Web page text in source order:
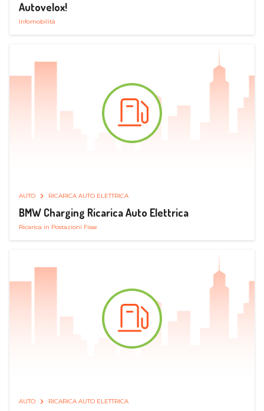
Autovelox!
Infomobilità
AUTO RICARICA AUTO ELETTRICA
BMW Charging Ricarica Auto Elettrica
Ricarica in Postazioni Fisse
AUTO RICARICA AUTO ELETTRICA